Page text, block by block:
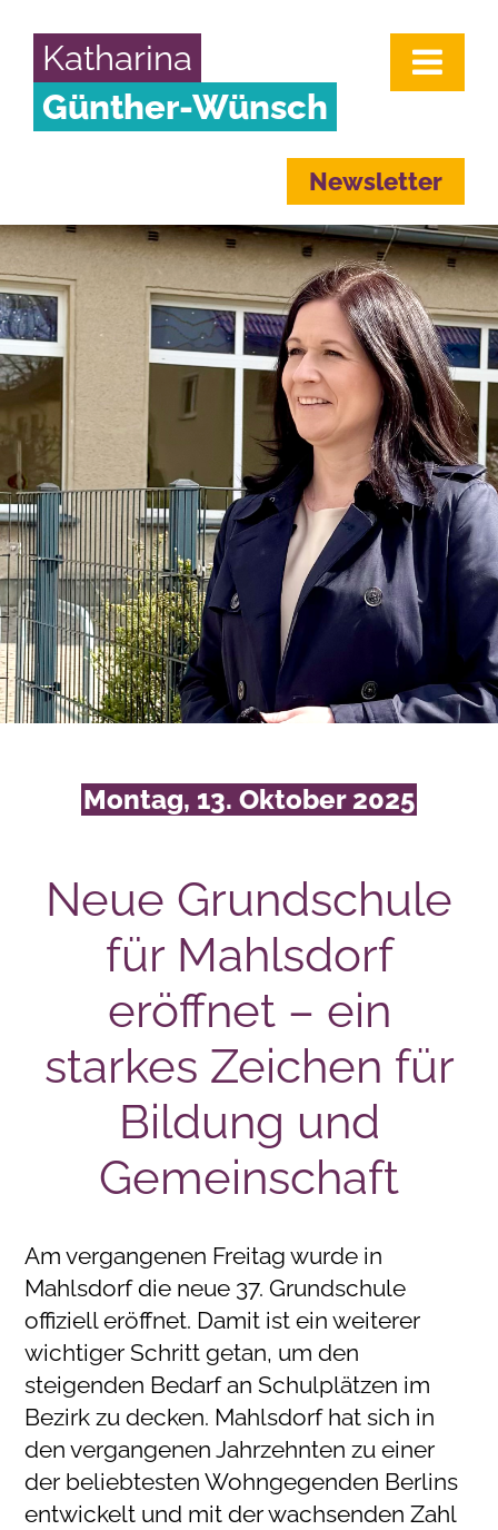
Katharina
Günther-Wünsch
Newsletter
Montag, 13. Oktober 2025
Neue Grundschule
für Mahlsdorf
eröffnet – ein
starkes Zeichen für
Bildung und
Gemeinschaft
Am vergangenen Freitag wurde in
Mahlsdorf die neue 37. Grundschule
offiziell eröffnet. Damit ist ein weiterer
wichtiger Schritt getan, um den
steigenden Bedarf an Schulplätzen im
Bezirk zu decken. Mahlsdorf hat sich in
den vergangenen Jahrzehnten zu einer
der beliebtesten Wohngegenden Berlins
entwickelt und mit der wachsenden Zahl